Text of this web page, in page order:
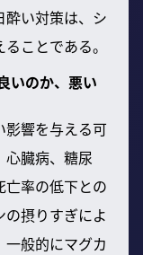
酔い対策は、シ
ことである。
いのか、悪い
影響を与える可
心臓病、糖尿
率の低下との
摂りすぎによ
般的にマグカ